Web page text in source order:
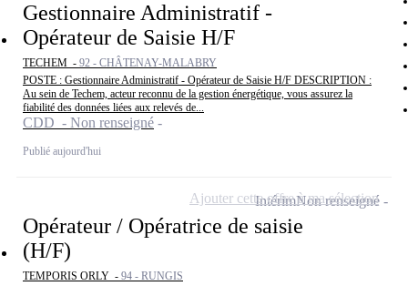
Gestionnaire Administratif -
Opérateur de Saisie H/F
TECHEM - 92 - CHÂTENAY-MALABRY
POSTE : Gestionnaire Administratif - Opérateur de Saisie H/F DESCRIPTION :
Au sein de Techem, acteur reconnu de la gestion énergétique, vous assurez la
fiabilité des données liées aux relevés de...
CDD - Non renseigné
Publié aujourd'hui
Opérateur / Opératrice de saisie
(H/F)
TEMPORIS ORLY - 94 - RUNGIS
IntérimNon renseigné
Ajouter cette offre à ma sélection